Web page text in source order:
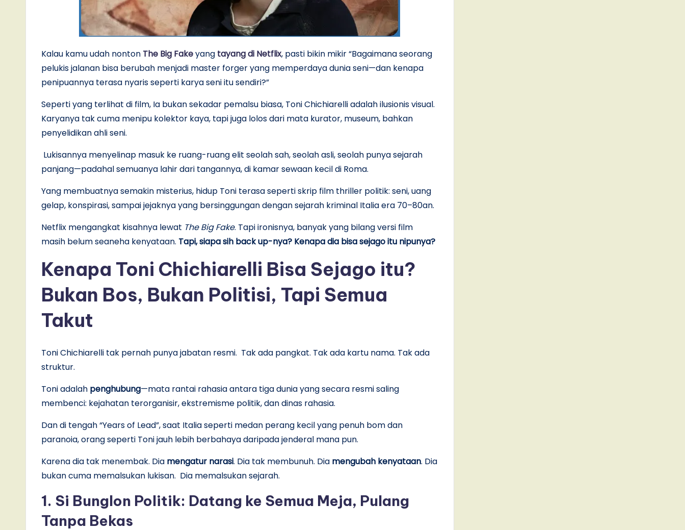
Kalau kamu udah nonton The Big Fakeyang tayang di Netflix, pasti bikin mikir “Bagaimana seorang
pelukis jalanan bisa berubah menjadi master forger yang memperdaya dunia seni—dan kenapa
penipuannya terasa nyaris seperti karya seni itu sendiri?”
Seperti yang terlihat di film, Ia bukan sekadar pemalsu biasa, Toni Chichiarelli adalah ilusionis visual.
Karyanya tak cuma menipu kolektor kaya, tapi juga lolos dari mata kurator, museum, bahkan
penyelidikan ahli seni.
Lukisannya menyelinap masuk ke ruang-ruang elit seolah sah, seolah asli, seolah punya sejarah
panjang—padahal semuanya lahir dari tangannya, di kamar sewaan kecil di Roma.
Yang membuatnya semakin misterius, hidup Toni terasa seperti skrip film thriller politik: seni, uang
gelap, konspirasi, sampai jejaknya yang bersinggungan dengan sejarah kriminal Italia era 70–80an.
Netflix mengangkat kisahnya lewat The Big Fake. Tapi ironisnya, banyak yang bilang versi film
masih belum seaneha kenyataan. Tapi, siapa sih back up-nya? Kenapa dia bisa sejago itu nipunya?
Kenapa Toni Chichiarelli Bisa Sejago itu?
Bukan Bos, Bukan Politisi, Tapi Semua
Takut
Toni Chichiarelli tak pernah punya jabatan resmi. Tak ada pangkat. Tak ada kartu nama. Tak ada
struktur.
Toni adalah penghubung—mata rantai rahasia antara tiga dunia yang secara resmi saling
membenci: kejahatan terorganisir, ekstremisme politik, dan dinas rahasia.
Dan di tengah “Years of Lead”, saat Italia seperti medan perang kecil yang penuh bom dan
paranoia, orang seperti Toni jauh lebih berbahaya daripada jenderal mana pun.
Karena dia tak menembak. Dia mengatur narasi. Dia tak membunuh. Dia mengubah kenyataan. Dia
bukan cuma memalsukan lukisan. Dia memalsukan sejarah.
1. Si Bunglon Politik: Datang ke Semua Meja, Pulang
Tanpa Bekas